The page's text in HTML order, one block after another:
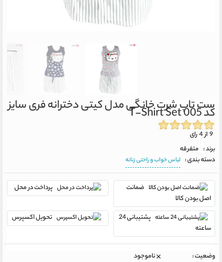
ست تاپ شرت خانگی مدل کیتی دخترانه فری سایز
کد 005 T-Shirt Set
برند : متفرقه
دسته بندی : لباس خواب و راحتی زنانه
ضمانت
اصل بودن کالا
پرداخت در محل
پشتیبانی 24
ساعته
تحویل اکسپرس
وضعیت : ناموجود